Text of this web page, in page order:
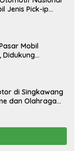
Jenis Pick-ip
Mobil
Didukung
di Singkawang
dan Olahraga